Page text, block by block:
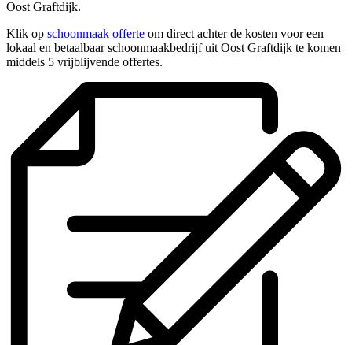
Oost Graftdijk.
Klik op schoonmaak offerte om direct achter de kosten voor een
lokaal en betaalbaar schoonmaakbedrijf uit Oost Graftdijk te komen
middels 5 vrijblijvende offertes.